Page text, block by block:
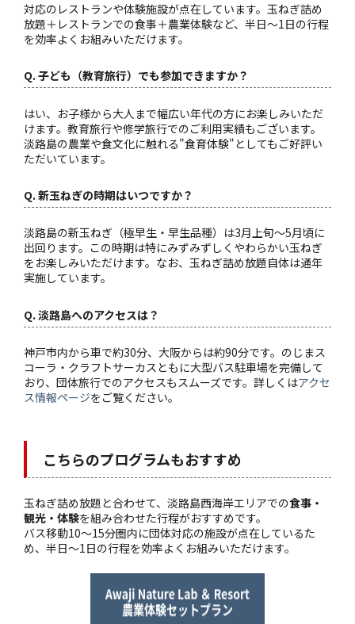
対応のレストランや体験施設が点在しています。玉ねぎ詰め
放題＋レストランでの食事＋農業体験など、半日〜1日の行程
を効率よくお組みいただけます。
Q. 子ども（教育旅行）でも参加できますか？
はい、お子様から大人まで幅広い年代の方にお楽しみいただ
けます。教育旅行や修学旅行でのご利用実績もございます。
淡路島の農業や食文化に触れる"食育体験"としてもご好評い
ただいています。
Q. 新玉ねぎの時期はいつですか？
淡路島の新玉ねぎ（極早生・早生品種）は3月上旬〜5月頃に
出回ります。この時期は特にみずみずしくやわらかい玉ねぎ
をお楽しみいただけます。なお、玉ねぎ詰め放題自体は通年
実施しています。
Q. 淡路島へのアクセスは？
神戸市内から車で約30分、大阪からは約90分です。のじまス
コーラ・クラフトサーカスともに大型バス駐車場を完備して
おり、団体旅行でのアクセスもスムーズです。詳しくはアクセ
ス情報ページをご覧ください。
こちらのプログラムもおすすめ
玉ねぎ詰め放題と合わせて、淡路島西海岸エリアでの食事・
観光・体験を組み合わせた行程がおすすめです。
バス移動10〜15分圏内に団体対応の施設が点在しているた
め、半日〜1日の行程を効率よくお組みいただけます。